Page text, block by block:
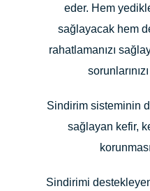
eder. Hem
sağlayacak hem
rahatlamanızı
Sindirim sisteminin
sağlayan kefir,
Sindirimi